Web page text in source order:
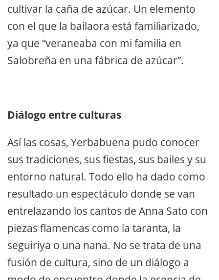
cultivar la caña de azúcar. Un elemento
con el que la bailaora está familiarizado,
ya que “veraneaba con mi familia en
Salobreña en una fábrica de azúcar”.
Diálogo entre culturas
Así las cosas, Yerbabuena pudo conocer
sus tradiciones, sus fiestas, sus bailes y su
entorno natural. Todo ello ha dado como
resultado un espectáculo donde se van
entrelazando los cantos de Anna Sato con
piezas flamencas como la taranta, la
seguiriya o una nana. No se trata de una
fusión de cultura, sino de un diálogo a